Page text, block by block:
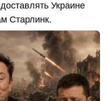
Украине
Старлинк.